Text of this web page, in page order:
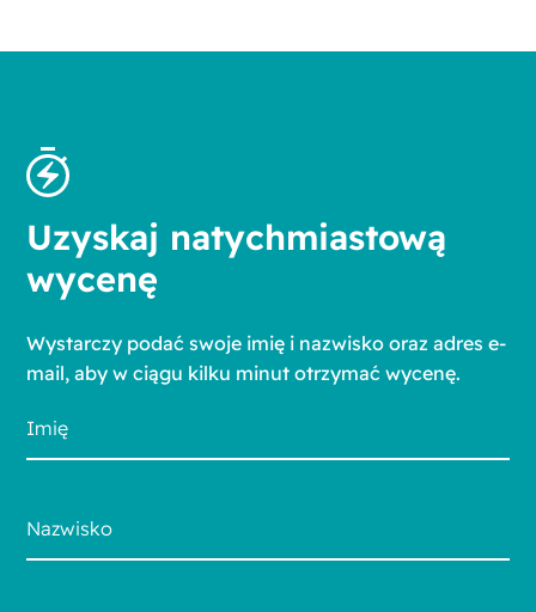
Uzyskaj natychmiastową
wycenę
Wystarczy podać swoje imię i nazwisko oraz adres e-
mail, aby w ciągu kilku minut otrzymać wycenę.